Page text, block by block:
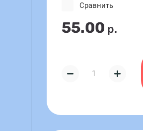
55.00 р.
Сравнить